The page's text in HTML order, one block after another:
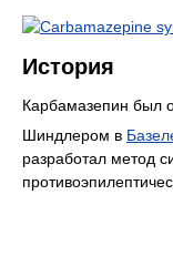
История
Карбамазепин был
Шиндлером в
разработал метод